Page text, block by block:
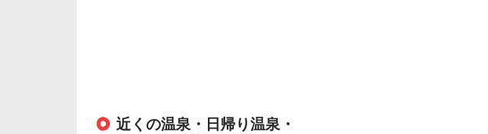
近くの温泉・日帰り温泉・